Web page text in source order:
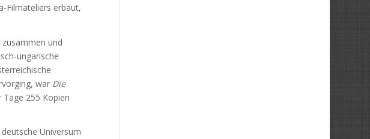
Filmateliers erbaut,
und
ungarische
war Die
255 Kopien
Universum